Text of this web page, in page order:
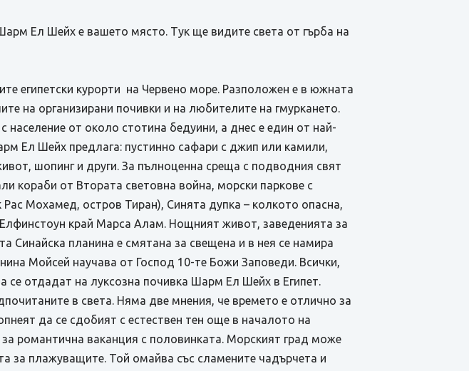
Ел Шейх е вашето място. Тук ще видите света от гърба на
египетски курорти на Червено море. Разположен е в южната
на организирани почивки и на любителите на гмуркането.
от около стотина бедуини, а днес е един от най-
Ел Шейх предлага: пустинно сафари с джип или камили,
шопинг и други. За пълноценна среща с подводния свят
кораби от Втората световна война, морски паркове с
Мохамед, остров Тиран), Синята дупка – колкото опасна,
край Марса Алам. Нощният живот, заведенията за
Синайска планина е смятана за свещена и в нея се намира
Мойсей научава от Господ 10-те Божи Заповеди. Всички,
се отдадат на луксозна почивка Шарм Ел Шейх в Египет.
в света. Няма две мнения, че времето е отлично за
да се сдобият с естествен тен още в началото на
романтична ваканция с половинката. Морският град може
за плажуващите. Той омайва със сламените чадърчета и